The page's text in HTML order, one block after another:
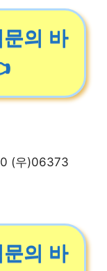
의 바
(우)06373
의 바